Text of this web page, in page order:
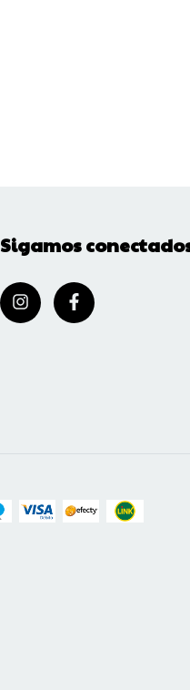
Sigamos